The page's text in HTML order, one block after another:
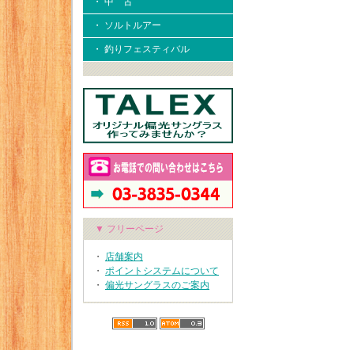
・ ソルトルアー
・ 釣りフェスティバル
▼ フリーページ
・ 店舗案内
・ ポイントシステムについて
・ 偏光サングラスのご案内